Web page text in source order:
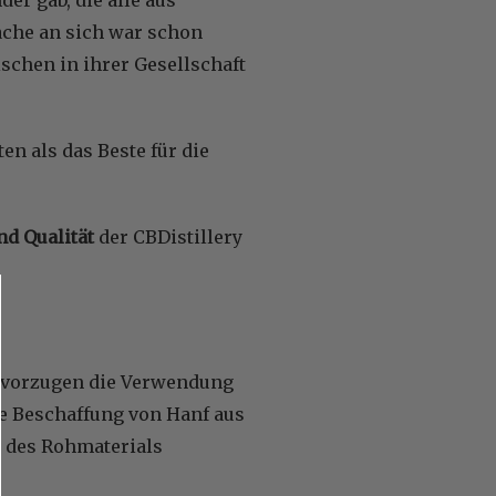
an sich war schon
in ihrer Gesellschaft
als das Beste für die
Qualität der CBDistillery
die Verwendung
Beschaffung von Hanf aus
Rohmaterials